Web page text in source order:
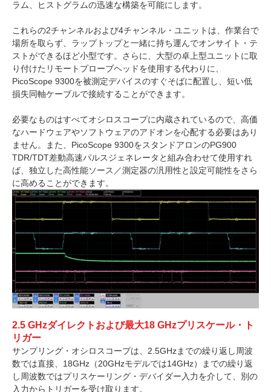
ラム、ヒストグラムの迅速な構築を可能にします。
これらの2チャンネルおよび4チャンネル・ユニットは、作業台で
場所を取らず、ラップトップと一緒に持ち運んでオンサイト・テ
ストができるほど小型です。さらに、大型の卓上型ユニットに取
り付けたリモートプローブヘッドを使用する代わりに、
PicoScope 9300を被測定デバイスのすぐそばに配置し、短い低
損失同軸ケーブルで接続することができます。
必要なものはすべてオシロスコープに内蔵されているので、高価
なハードウェアやソフトウェアのアドオンを心配する必要はあり
ません。また、PicoScope 9300をスタンドアロンのPG900
TDR/TDT差動高速パルスジェネレータと組み合わせて使用すれ
ば、独立した高性能ソース／測定器の汎用性と設定可能性をさら
に高めることができます。
2.5 GHzダイレクトおよび最大18 GHzプリスケール・ト
リガー
サンプリング・オシロスコープは、2.5GHzまでの繰り返し周波
数では直接、18GHz（20GHzモデルでは14GHz）までの繰り返
し周波数ではプリスケーリング・デバイダー入力を介して、別の
入力からトリガーを受け取ります。